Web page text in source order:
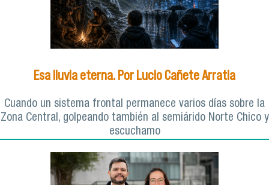
Esa lluvia eterna. Por Lucio Cañete Arratia
Cuando un sistema frontal permanece varios días sobre la
Zona Central, golpeando también al semiárido Norte Chico y
escuchamo